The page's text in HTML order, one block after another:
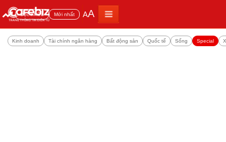
Đọc nhiều Mới nhất AA
Kinh doanh Tài chính ngân hàng Bất động sản Quốc tế Sống Special